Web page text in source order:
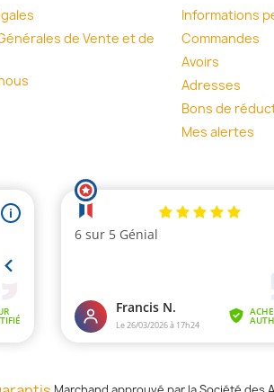
de Vente et de
Informations
Commandes
Avoirs
Adresses
Bons de
Mes alertes